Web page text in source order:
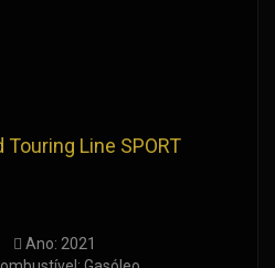
Touring Line SPORT
Ano: 2021